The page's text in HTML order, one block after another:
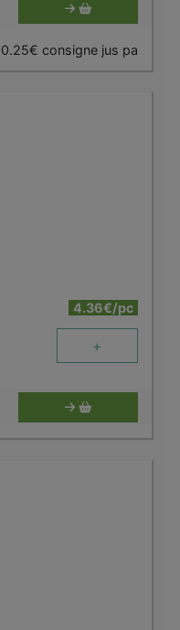
consigne jus pa
4.36€/pc
+